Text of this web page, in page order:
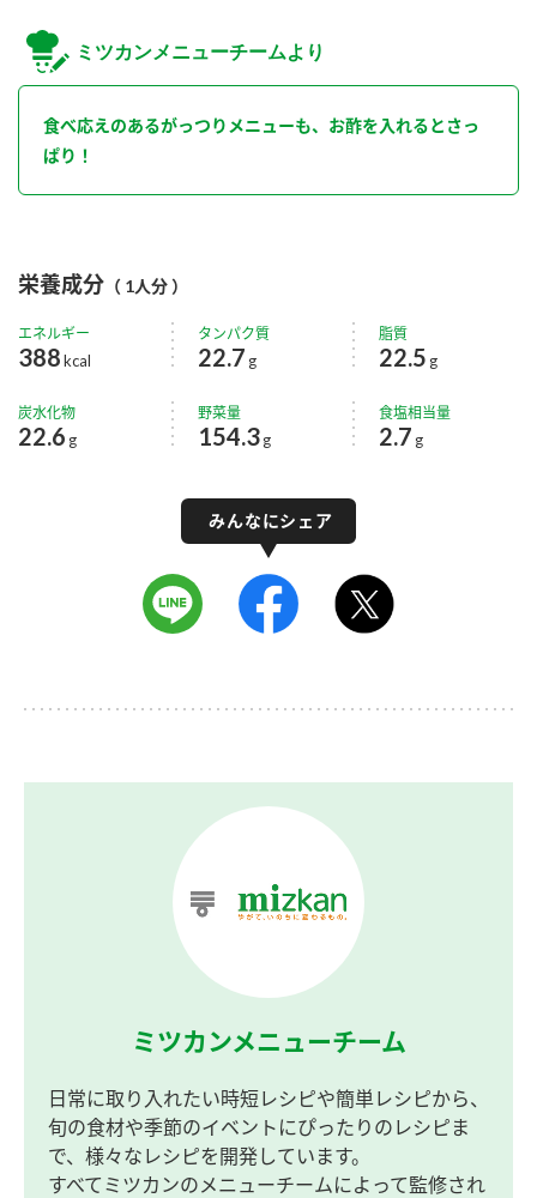
ミツカンメニューチームより
食べ応えのあるがっつりメニューも、お酢を入れるとさっ
ぱり！
栄養成分 （ 1人分 ）
エネルギー
388kcal
タンパク質
22.7 g
脂質
22.5 g
炭水化物
22.6 g
野菜量
154.3g
食塩相当量
2.7 g
ミツカンメニューチーム
日常に取り入れたい時短レシピや簡単レシピから、
旬の食材や季節のイベントにぴったりのレシピま
で、様々なレシピを開発しています。
すべてミツカンのメニューチームによって監修され